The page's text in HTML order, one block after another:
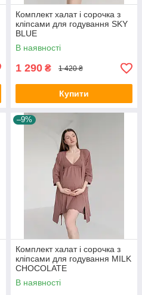
Комплект халат і сорочка з
кліпсами для годування SKY
BLUE
В наявності
1 290 ₴ 1 420 ₴
Купити
–9%
Комплект халат і сорочка з
кліпсами для годування MILK
CHOCOLATE
В наявності